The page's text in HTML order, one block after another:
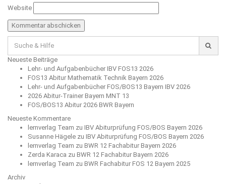
Website
für:
Neueste Beiträge
Lehr- und Aufgabenbücher IBV FOS13 2026
FOS13 Abitur Mathematik Technik Bayern 2026
Lehr- und Aufgabenbücher FOS/BOS13 Bayern IBV 2026
2026 Abitur-Trainer Bayern MNT 13
FOS/BOS13 Abitur 2026 BWR Bayern
Neueste Kommentare
lernverlag Team zu IBV Abiturprüfung FOS/BOS Bayern 2026
Susanne Hägele zu IBV Abiturprüfung FOS/BOS Bayern 2026
lernverlag Team zu BWR 12 Fachabitur Bayern 2026
Zerda Karaca zu BWR 12 Fachabitur Bayern 2026
lernverlag Team zu BWR Fachabitur FOS 12 Bayern 2025
Archiv